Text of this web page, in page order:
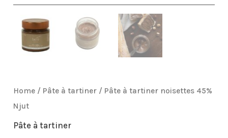
Home / Pâte à tartiner / Pâte à tartiner noisettes 45%
Njut
Pâte à tartiner